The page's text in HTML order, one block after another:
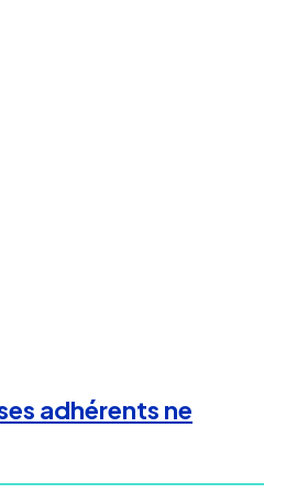
adhérents ne